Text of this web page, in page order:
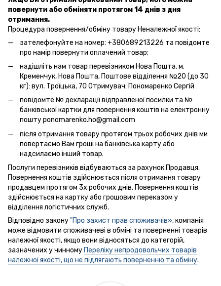
повернути або обміняти протягом 14 днів з дня
отримання.
Процедура повернення/обміну товару Неналежної якості:
зателефонуйте на номер: +380689213226 та повідомте
про намір повернути оплачений товар;
надішліть нам товар перевізником Нова Пошта. м.
Кременчук, Нова Пошта, Поштове відділення №20 (до 30
кг): вул. Троїцька, 70 Отримувач: Пономаренко Сергій
повідомте № декларації відправленої посилки та №
банківської картки для повернення коштів на електронну
пошту ponomarenko.ho@gmail.com
після отримання товару протягом трьох робочих днів ми
повертаємо Вам гроші на банківська карту або
надсилаємо інший товар.
Послуги перевізників відбуваються за рахунок Продавця.
Повернення коштів здійснюється після отримання товару
продавцем протягом 3х робочих днів. Повернення коштів
здійснюється на картку або грошовим переказом у
відділення логістичних служб.
Відповідно закону"Про захист прав споживачів», компанія
може відмовити споживачеві в обміні та поверненні товарів
належної якості, якщо вони відносяться до категорій,
зазначених у чинному Переліку непродовольчих товарів
належної якості, що не підлягають поверненню та обміну.